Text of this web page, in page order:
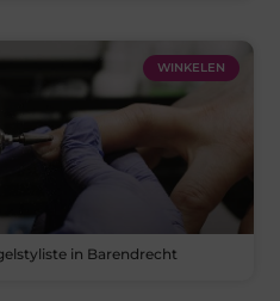
WINKELEN
in Barendrecht